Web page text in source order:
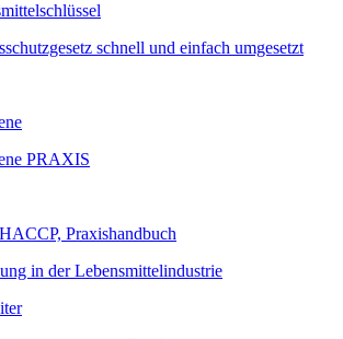
schnell und einfach umgesetzt
PRAXIS
Praxishandbuch
in der Lebensmittelindustrie